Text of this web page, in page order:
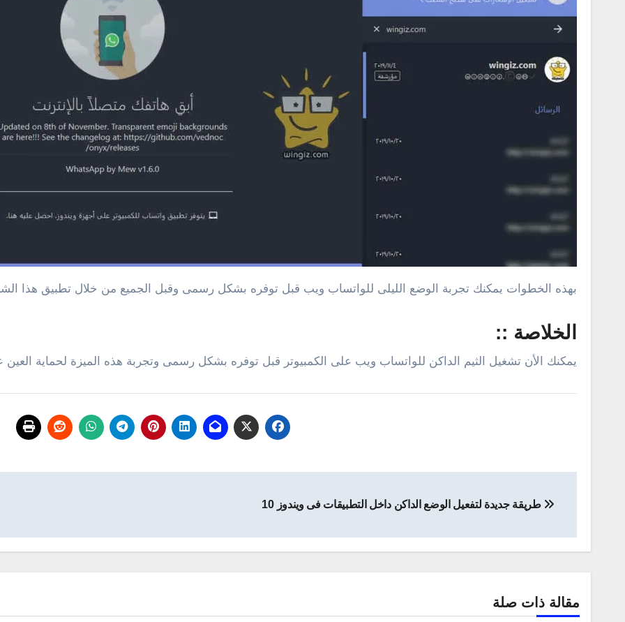
بهذه الخطوات يمكنك تجربة الوضع الليلى للواتساب ويب قبل توفره بشكل رسمى وقبل الجميع من خلال تطبيق هذا
الخلاصة ::
يمكنك الأن تشغيل الثيم الداكن للواتساب ويب على الكمبيوتر قبل توفره بشكل رسمى وتجربة هذه الميزة لحماية العين
المقالات
طريقة جديدة لتفعيل الوضع الداكن داخل التطبيقات فى ويندوز 10
مقالة ذات صلة